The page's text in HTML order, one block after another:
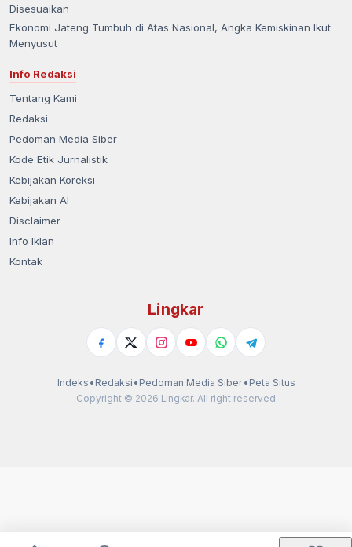
Disesuaikan
Ekonomi Jateng Tumbuh di Atas Nasional, Angka Kemiskinan Ikut
Menyusut
Info Redaksi
Tentang Kami
Redaksi
Pedoman Media Siber
Kode Etik Jurnalistik
Kebijakan Koreksi
Kebijakan AI
Disclaimer
Info Iklan
Kontak
Lingkar
Indeks • Redaksi • Pedoman Media Siber• Peta Situs
Copyright © 2026 Lingkar. All right reserved